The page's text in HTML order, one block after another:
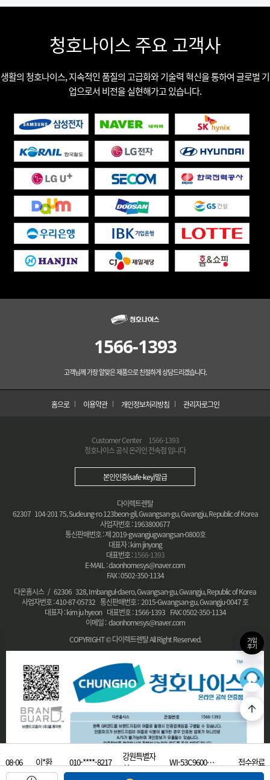
08-06 이*환 010-****-8217
강원특별자
치…
WI-53C9600… 접수완료
청호나이스 주요 고객사
생활의 청호나이스, 지속적인 품질의 고급화와 기술력 혁신을 통하여 글로벌 기
업으로서 비전을 실현해가고 있습니다.
1566-1393
고객님께 가장 알맞은 제품으로 친절하게 상담드리겠습니다.
홈으로 이용약관 개인정보처리방침 관리자로그인
Customer Center
1566-1393
청호나이스 공식 온라인 전속점 입니다
본인인증(safe-key)발급
다이렉트렌탈
62307 104-201 75, Sudeung-ro 123beon-gil, Gwangsan-gu, Gwangju, Republic of Korea
사업자번호 : 1963800677
통신판매번호 : 제 2019-gwangjugwangsan-0800호
대표자 : kim jinyong
대표번호 :1566-1393
E-MAIL : daonhomesys@naver.com
FAX : 0502-350-1134
다온홈시스 / 62306 328, Imbangul-daero, Gwangsan-gu, Gwangju, Republic of Korea
사업자번호 : 410-87-05732 통신판매번호 : 2015-Gwangsan-gu, Gwangju-0047 호
대표자 : kim ju hyeon 대표번호 : 1566-1393 FAX: 0502-350-1134
이메일 : daonhomesys@naver.com
COPYRIGHT © 다이렉트렌탈 All Right Reserved.
가입
후기
365
최적